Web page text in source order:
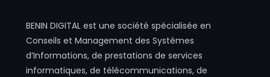
BENIN DIGITAL est une société spécialisée en
Conseils et Management des Systèmes
d’Informations, de prestations de services
informatiques, de télécommunications, de